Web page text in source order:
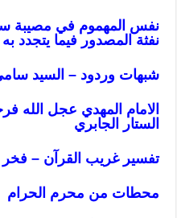
نفس المهموم في مصيبة
نفثة المصدور فيما يتجدد
شبهات وردود – السيد
الامام المهدي عجل الله
الستار الجابري
تفسير غريب القرآن – فخر
محطات من محرم الحرام